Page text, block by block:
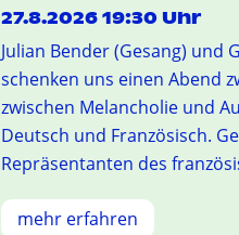
27.8.2026 19:30 Uhr
Julian Bender (Gesang) und
schenken uns einen Abend
zwischen Melancholie und
Deutsch und Französisch.
Repräsentanten des
mehr erfahren